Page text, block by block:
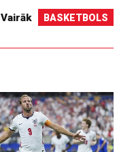
Vairāk BASKETBOLS